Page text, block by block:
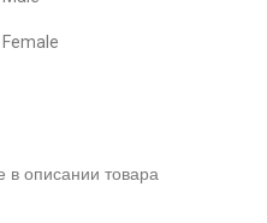
Female
описании товара